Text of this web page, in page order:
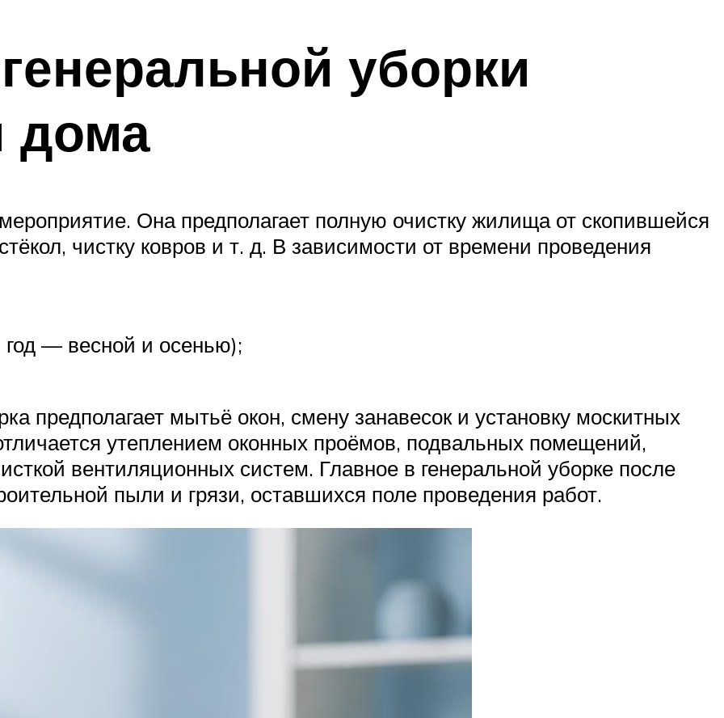
уборки
дома
Она предполагает полную очистку жилища от скопившейся
чистку ковров и т. д. В зависимости от времени проведения
год — весной и осенью);
предполагает мытьё окон, смену занавесок и установку москитных
утеплением оконных проёмов, подвальных помещений,
вентиляционных систем. Главное в генеральной уборке после
пыли и грязи, оставшихся поле проведения работ.